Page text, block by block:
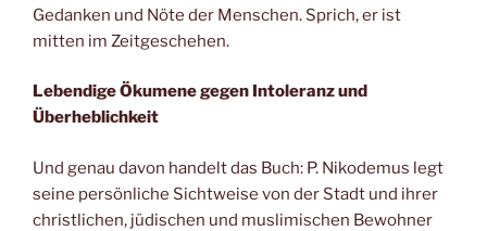
Gedanken und Nöte der Menschen. Sprich, er ist
mitten im Zeitgeschehen.
Lebendige Ökumene gegen Intoleranz und
Überheblichkeit
Und genau davon handelt das Buch: P. Nikodemus legt
seine persönliche Sichtweise von der Stadt und ihrer
christlichen, jüdischen und muslimischen Bewohner